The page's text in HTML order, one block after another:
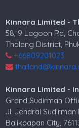
Kinnara Limited -
58, 9 Lagoon Rd,
Thalang District,
+66809201023
Kinnara Limited -
Grand Sudirman
Jl. Jendral Sudirman
Balikpapan City,